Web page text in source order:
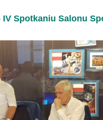
IV Spotkaniu Salonu